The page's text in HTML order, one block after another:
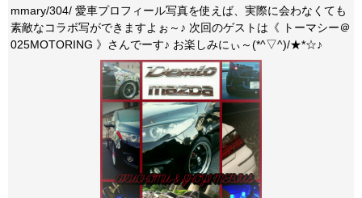
mmary/304/ 愛車プロフィール写真を使えば、実際に会わなくても
素敵なコラボ写ができますよぉ～♪ 次回のゲストは《 トーマシー＠
025MOTORING 》さんでーす♪ お楽しみにぃ～(*^▽^)/★*☆♪